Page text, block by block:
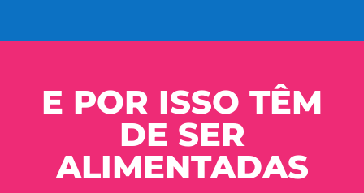
E POR ISSO TÊM
DE SER
ALIMENTADAS